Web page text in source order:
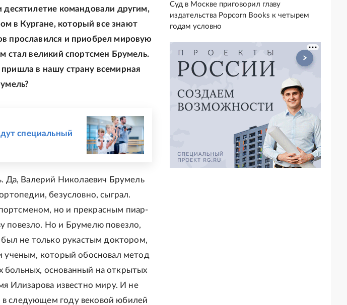
десятилетие командовали другим,
в Кургане, который все знают
прославился и приобрел мировую
стал великий спортсмен Брумель.
в нашу страну всемирная
специальный
Да, Валерий Николаевич Брумель
безусловно, сыграл.
но и прекрасным пиар-
повезло. Но и Брумелю повезло,
не только рукастым доктором,
ученым, который обосновал метод
больных, основанный на открытых
Илизарова известно миру. И не
следующем году вековой юбилей
Суд в Москве приговорил главу
издательства Popcorn Books к четырем
годам условно